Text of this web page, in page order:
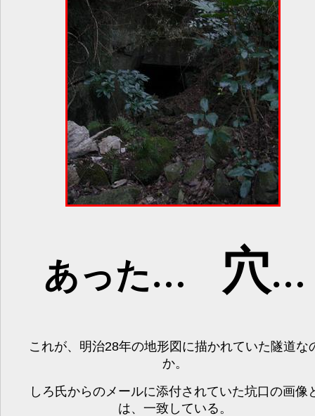
あった… 穴…
これが、明治28年の地形図に描かれていた隧道な
か。
しろ氏からのメールに添付されていた坑口の画像
は、一致している。